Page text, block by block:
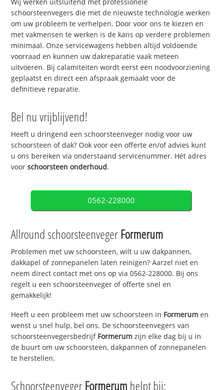
schoorsteenvegers die met de nieuwste technologie werken
om uw probleem te verhelpen. Door voor ons te kiezen en
met vakmensen te werken is de kans op verdere problemen
minimaal. Onze servicewagens hebben altijd voldoende
voorraad en kunnen uw dakreparatie vaak meteen
uitvoeren. Bij calamiteiten wordt eerst een noodvoorziening
geplaatst en direct een afspraak gemaakt voor de
definitieve reparatie.
Bel nu vrijblijvend!
Heeft u dringend een schoorsteenveger nodig voor uw
schoorsteen of dak? Ook voor een offerte en/of advies kunt
u ons bereiken via onderstaand servicenummer. Hét adres
voorschoorsteen onderhoud.
0562-228000
Allround schoorsteenveger Formerum
Problemen met uw schoorsteen, wilt u uw dakpannen,
dakkapel of zonnepanelen laten reinigen? Aarzel niet en
neem direct contact met ons op via 0562-228000. Bij ons
regelt u een schoorsteenveger of offerte snel en
gemakkelijk!
Heeft u een probleem met uw schoorsteen in Formerum en
wenst u snel hulp, bel ons. De schoorsteenvegers van
schoorsteenvegersbedrijf Formerum zijn elke dag bij u in
de buurt om uw schoorsteen, dakpannen of zonnepanelen
te herstellen.
Schoorsteenveger Formerumhelpt bij: